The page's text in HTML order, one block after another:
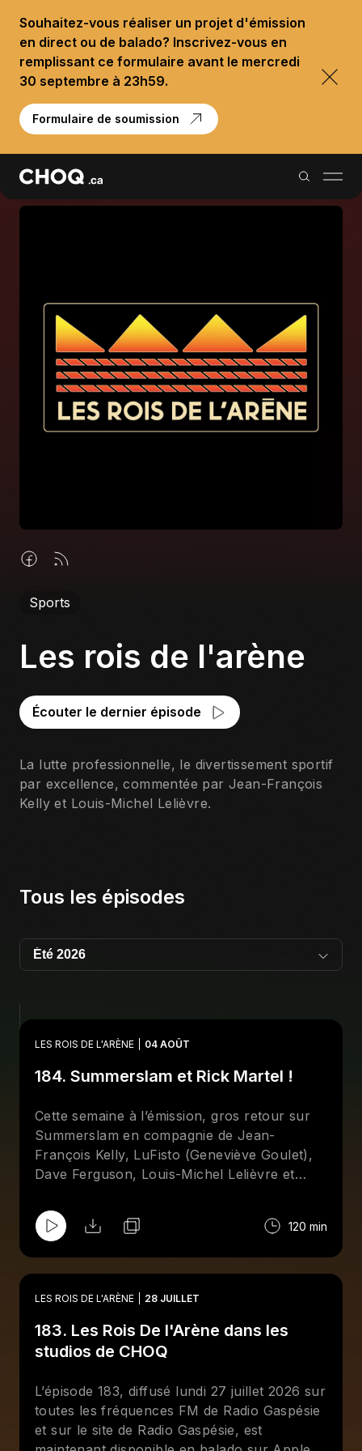
Souhaitez-vous réaliser un projet d'émission
en direct ou de balado? Inscrivez-vous en
remplissant ce formulaire avant le mercredi
30 septembre à 23h59.
Formulaire de soumission
Palmarès
À propos
S'impliquer
Location studio
Sports
Les rois de l'arène
Écouter le dernier épisode
La lutte professionnelle, le divertissement sportif
par excellence, commentée par Jean-François
Kelly et Louis-Michel Lelièvre.
Tous les épisodes
LES ROIS DE L'ARÈNE 04 AOÛT
184. Summerslam et Rick Martel !
Cette semaine à l’émission, gros retour sur
Summerslam en compagnie de Jean-
François Kelly, LuFisto (Geneviève Goulet),
Dave Ferguson, Louis-Michel Lelièvre et
présent à Minneapolis en compagnie de Rick
Martel. Aussi, entrevue avec le lutteur 120 min
LES ROIS DE L'ARÈNE 28 JUILLET
183. Les Rois De l'Arène dans les
studios de CHOQ
L’épisode 183, diffusé lundi 27 juillet 2026 sur
toutes les fréquences FM de Radio Gaspésie
et sur le site de Radio Gaspésie, est